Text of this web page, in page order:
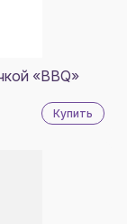
«BBQ»
Купить